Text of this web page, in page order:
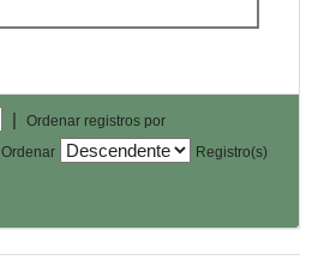
|
Ordenar registros por
Ordenar
Registro(s)